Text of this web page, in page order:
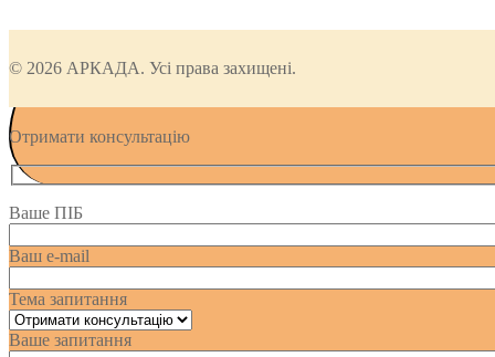
© 2026 АРКАДА. Усі права захищені.
Отримати консультацію
Ваше ПІБ
Ваш e-mail
Тема запитання
Ваше запитання